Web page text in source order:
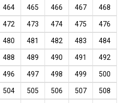
464 465 466 467 468
472 473 474 475 476
480 481 482 483 484
488 489 490 491 492
496 497 498 499 500
504 505 506 507 508